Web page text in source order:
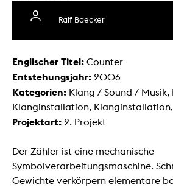
Ralf Baecker
Englischer Titel: Counter
Entstehungsjahr: 2006
Kategorien: Klang / Sound /
Klanginstallation,
Projektart: 2. Projekt
Der Zähler ist eine mechanische
Symbolverarbeitungsmaschine.
Gewichte verkörpern elementare